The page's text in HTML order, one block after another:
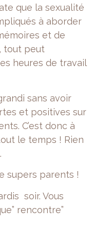
que la sexualité
à aborder
et de
tout peut
heures de travail
sans avoir
et positives sur
C’est donc à
le temps ! Rien
supers parents !
soir. Vous
rencontre”